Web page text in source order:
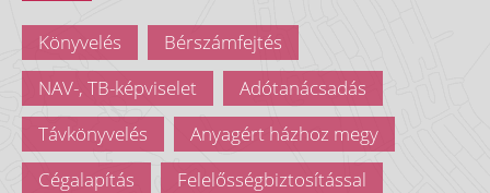
Könyvelés
Bérszámfejtés
NAV-, TB-képviselet
Adótanácsadás
Távkönyvelés
Anyagért házhoz megy
Cégalapítás
Felelősségbiztosítással